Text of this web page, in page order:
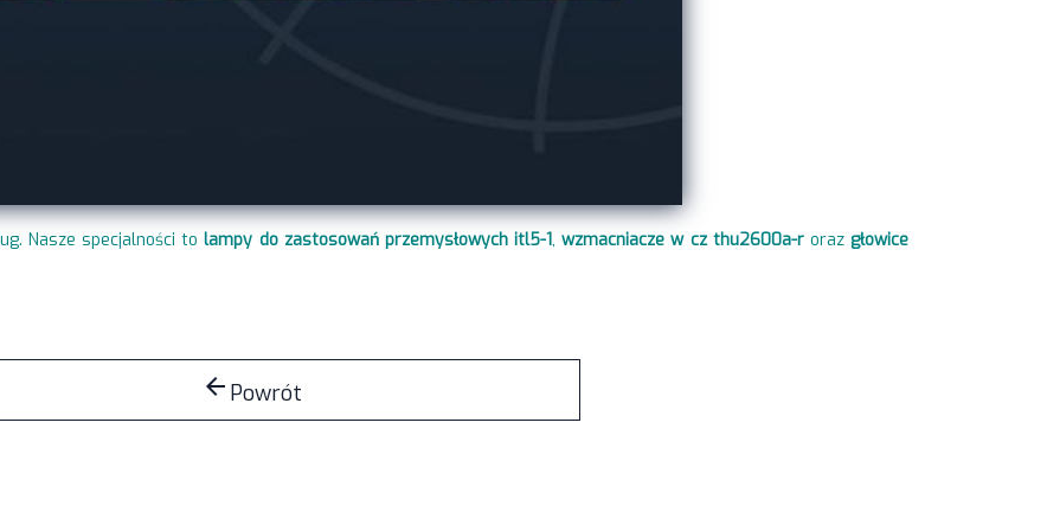
Nasze specjalności tolampy do zastosowań przemysłowych itl5-1,wzmacniacze w cz thu2600a-roraz głowice
arrow_back Powrót